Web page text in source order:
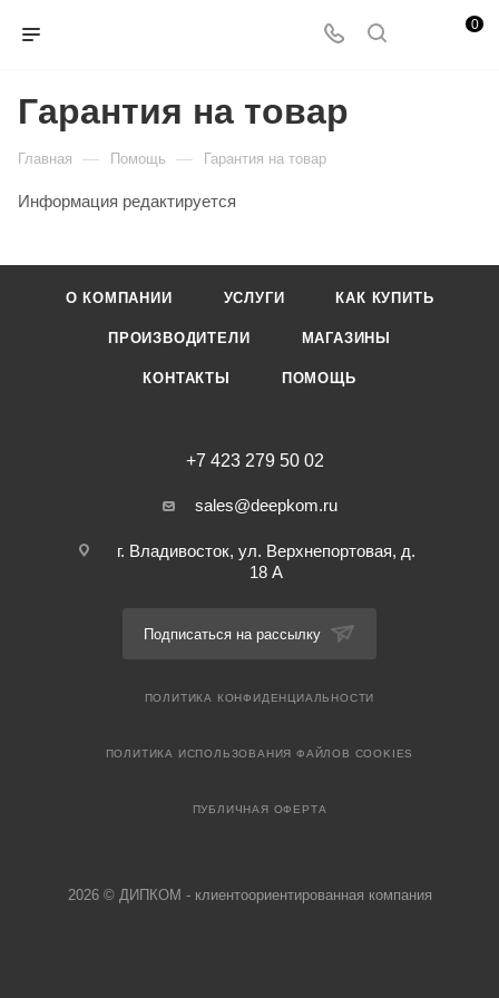
0
Гарантия на товар
Главная — Помощь — Гарантия на товар
Информация редактируется
О КОМПАНИИ УСЛУГИ КАК КУПИТЬ
ПРОИЗВОДИТЕЛИ МАГАЗИНЫ
КОНТАКТЫ ПОМОЩЬ
+7 423 279 50 02
sales@deepkom.ru
г. Владивосток, ул. Верхнепортовая, д.
18 А
Подписаться на рассылку
ПОЛИТИКА КОНФИДЕНЦИАЛЬНОСТИ
ПОЛИТИКА ИСПОЛЬЗОВАНИЯ ФАЙЛОВ COOKIES
ПУБЛИЧНАЯ ОФЕРТА
2026 © ДИПКОМ - клиентоориентированная компания